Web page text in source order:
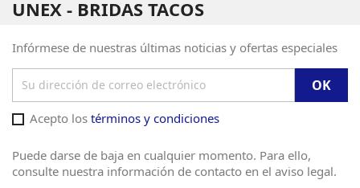
UNEX - BRIDAS TACOS
Infórmese de nuestras últimas noticias y ofertas especiales
Acepto los términos y condiciones
Puede darse de baja en cualquier momento. Para ello,
consulte nuestra información de contacto en el aviso legal.